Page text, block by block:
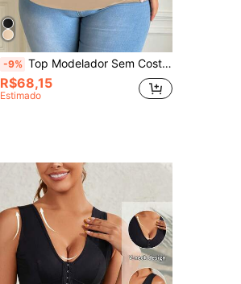
-9% Top Modelador Sem Costura Tam. Grande Feminino, Preto, 1 Peça
R$68,15
Estimado